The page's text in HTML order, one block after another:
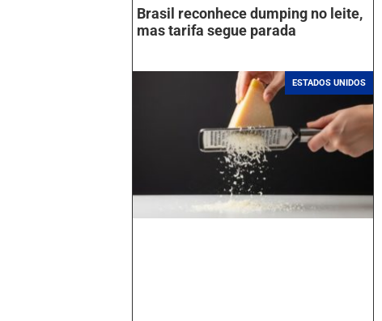
Brasil reconhece dumping no leite,
mas tarifa segue parada
ESTADOS UNIDOS